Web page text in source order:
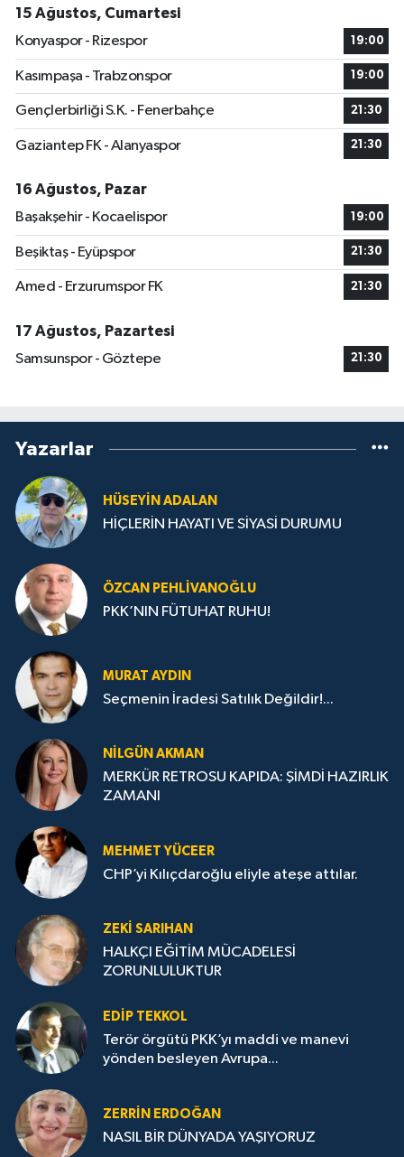
15 Ağustos, Cumartesi
Konyaspor - Rizespor
19:00
Kasımpaşa - Trabzonspor 19:00
Gençlerbirliği S.K. - Fenerbahçe 21:30
Gaziantep FK - Alanyaspor 21:30
16 Ağustos, Pazar
Başakşehir - Kocaelispor
19:00
Beşiktaş - Eyüpspor 21:30
Amed - Erzurumspor FK 21:30
17 Ağustos, Pazartesi
Samsunspor - Göztepe
21:30
Yazarlar
HÜSEYIN ADALAN
HİÇLERİN HAYATI VE SİYASİ DURUMU
ÖZCAN PEHLIVANOĞLU
PKK’NIN FÜTUHAT RUHU!
MURAT AYDIN
Seçmenin İradesi Satılık Değildir!...
NILGÜN AKMAN
MERKÜR RETROSU KAPIDA: ŞİMDİ HAZIRLIK
ZAMANI
MEHMET YÜCEER
CHP’yi Kılıçdaroğlu eliyle ateşe attılar.
ZEKI SARIHAN
HALKÇI EĞİTİM MÜCADELESİ
ZORUNLULUKTUR
EDIP TEKKOL
Terör örgütü PKK’yı maddi ve manevi
yönden besleyen Avrupa...
ZERRIN ERDOĞAN
NASIL BİR DÜNYADA YAŞIYORUZ